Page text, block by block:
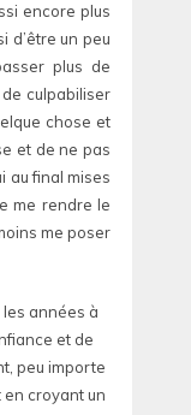
encore plus
d’être un peu
plus de
culpabiliser
chose et
et de ne pas
au final mises
me rendre le
me poser
les années à
et de
peu importe
en croyant un